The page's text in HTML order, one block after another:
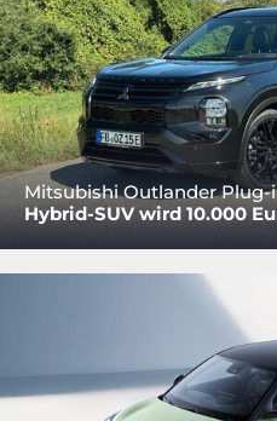
Mitsubishi Outlander Plug-
Hybrid-SUV wird 10.000